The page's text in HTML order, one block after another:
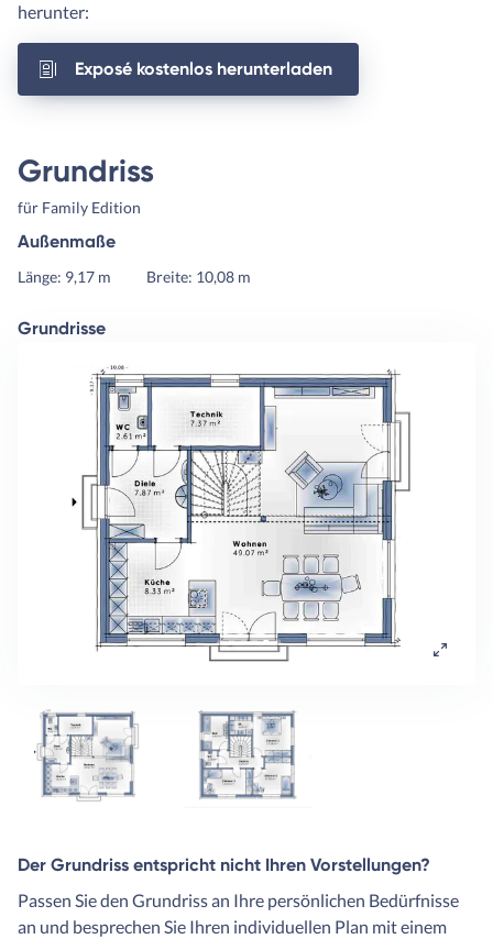
herunter:
Exposé kostenlos herunterladen
Grundriss
für Family Edition
Außenmaße
Länge: 9,17 m Breite: 10,08 m
Grundrisse
Der Grundriss entspricht nicht Ihren Vorstellungen?
Passen Sie den Grundriss an Ihre persönlichen Bedürfnisse
an und besprechen Sie Ihren individuellen Plan mit einem